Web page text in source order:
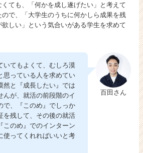
ても、「何かを成し遂げたい」と考えて
で、「大学生のうちに何かしら成果を残
しい」という気合いがある学生を求めて
百田さん
いてもよくて、むしろ漠
思っている人を求めてい
然と『成長したい』では
んが、就活の前段階のイ
で、『このめ』でしっか
を残して、その後の就活
このめ』でのインターン
使ってくれればいいと考